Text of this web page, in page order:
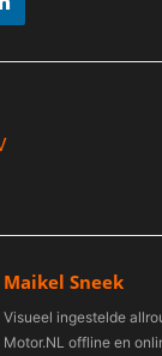
Maikel Sneek
Visueel ingestelde
Motor.NL offline en